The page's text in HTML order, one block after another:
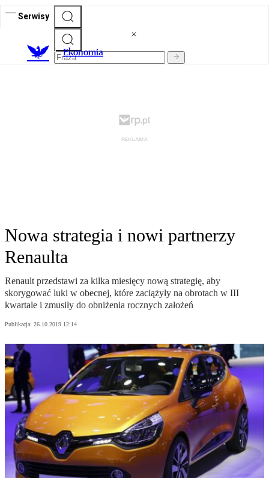
Serwisy
Ekonomia
Nowa strategia i nowi partnerzy
Renaulta
Renault przedstawi za kilka miesięcy nową strategię, aby
skorygować luki w obecnej, które zaciążyły na obrotach w III
kwartale i zmusiły do obniżenia rocznych założeń
Publikacja: 26.10.2019 12:14